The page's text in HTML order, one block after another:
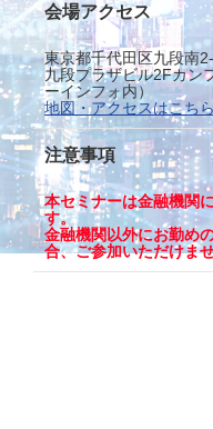
会場アクセス
東京都千代田区九段南
九段プラザビル2Fカン
ーインフォ内）
地図・アクセスはこち
注意事項
本セミナーは金融機関
す。
金融機関以外にお勤め
合、ご参加いただけま